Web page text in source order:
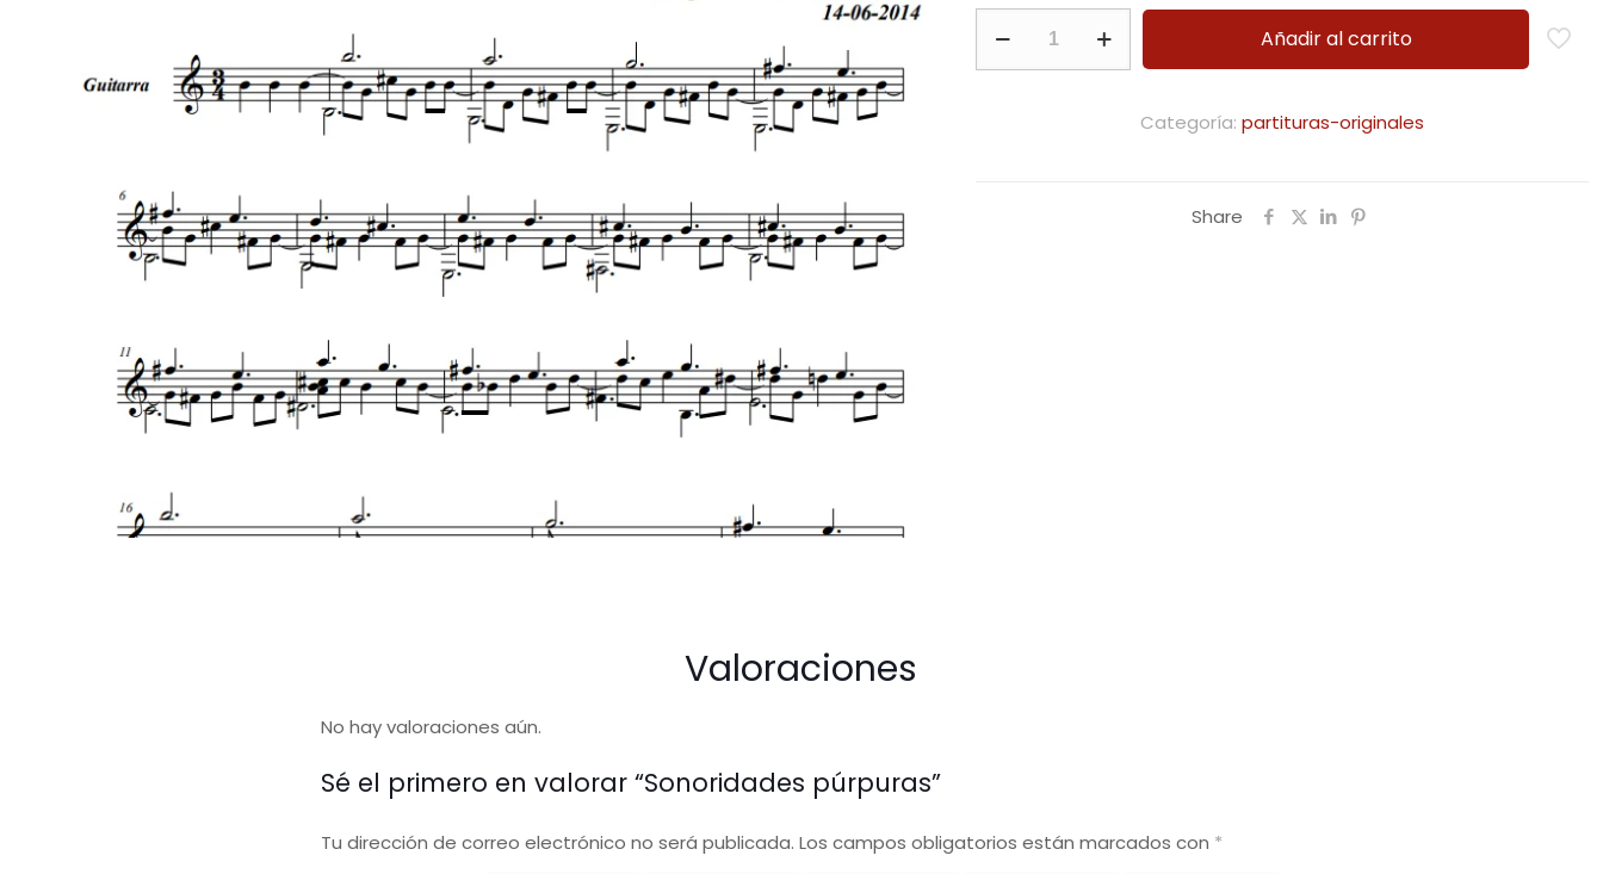
Añadir al carrito
Categoría:partituras-originales
Share
Valoraciones
No hay valoraciones aún.
Sé el primero en valorar “Sonoridades púrpuras”
Tu dirección de correo electrónico no será publicada. Los campos obligatorios están marcados con *